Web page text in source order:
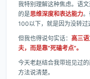
我特别理解这种焦虑。语
的是思维深度和表达能力
100以下，就是因为没转过
但我也得说句实话： 高三语
夫，而是靠“死磕考点”。
今天老赵结合我带班见过
方法说清楚。